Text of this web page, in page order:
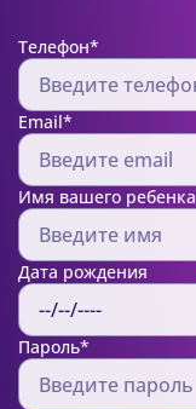
Телефон*
Email*
Имя вашего ребенка
Дата рождения
Пароль*